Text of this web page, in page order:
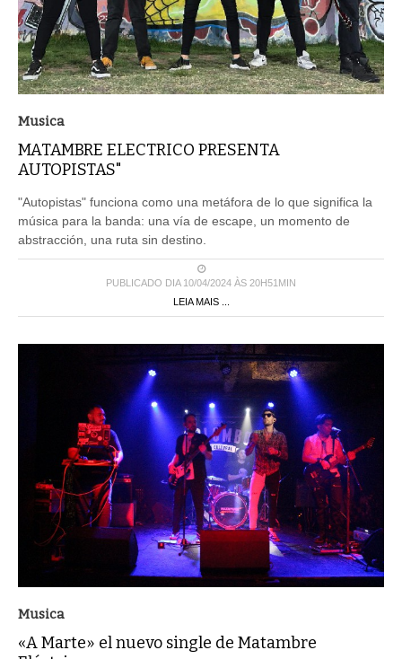
Musica
MATAMBRE ELECTRICO PRESENTA
AUTOPISTAS"
"Autopistas" funciona como una metáfora de lo que significa la
música para la banda: una vía de escape, un momento de
abstracción, una ruta sin destino.
PUBLICADO DIA 10/04/2024 ÀS 20H51MIN
LEIA MAIS ...
Musica
«A Marte» el nuevo single de Matambre